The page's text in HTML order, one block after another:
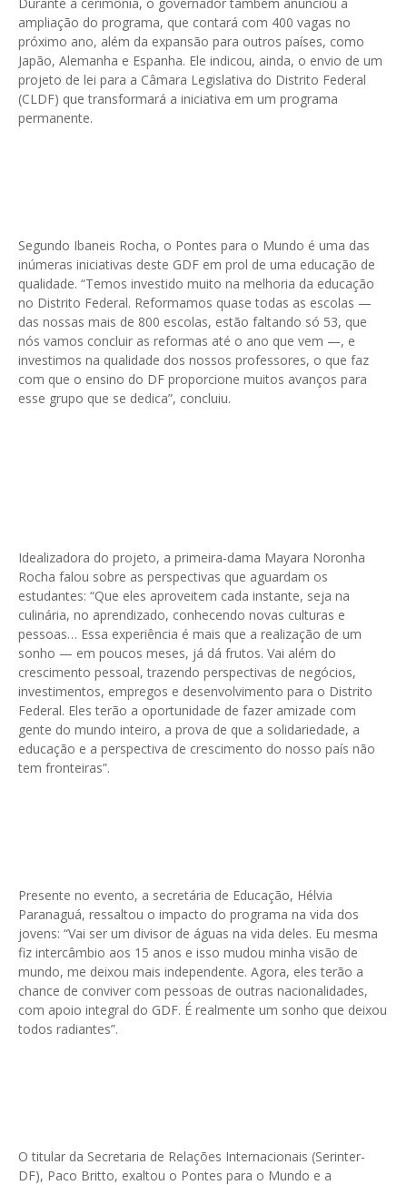
ampliação do programa, que contará com 400 vagas no
próximo ano, além da expansão para outros países, como
Japão, Alemanha e Espanha. Ele indicou, ainda, o envio de um
projeto de lei para a Câmara Legislativa do Distrito Federal
(CLDF) que transformará a iniciativa em um programa
permanente.
Segundo Ibaneis Rocha, o Pontes para o Mundo é uma das
inúmeras iniciativas deste GDF em prol de uma educação de
qualidade. “Temos investido muito na melhoria da educação
no Distrito Federal. Reformamos quase todas as escolas —
das nossas mais de 800 escolas, estão faltando só 53, que
nós vamos concluir as reformas até o ano que vem —, e
investimos na qualidade dos nossos professores, o que faz
com que o ensino do DF proporcione muitos avanços para
esse grupo que se dedica”, concluiu.
Idealizadora do projeto, a primeira-dama Mayara Noronha
Rocha falou sobre as perspectivas que aguardam os
estudantes: “Que eles aproveitem cada instante, seja na
culinária, no aprendizado, conhecendo novas culturas e
pessoas… Essa experiência é mais que a realização de um
sonho — em poucos meses, já dá frutos. Vai além do
crescimento pessoal, trazendo perspectivas de negócios,
investimentos, empregos e desenvolvimento para o Distrito
Federal. Eles terão a oportunidade de fazer amizade com
gente do mundo inteiro, a prova de que a solidariedade, a
educação e a perspectiva de crescimento do nosso país não
tem fronteiras”.
Presente no evento, a secretária de Educação, Hélvia
Paranaguá, ressaltou o impacto do programa na vida dos
jovens: “Vai ser um divisor de águas na vida deles. Eu mesma
fiz intercâmbio aos 15 anos e isso mudou minha visão de
mundo, me deixou mais independente. Agora, eles terão a
chance de conviver com pessoas de outras nacionalidades,
com apoio integral do GDF. É realmente um sonho que deixou
todos radiantes”.
O titular da Secretaria de Relações Internacionais (Serinter-
DF), Paco Britto, exaltou o Pontes para o Mundo e a